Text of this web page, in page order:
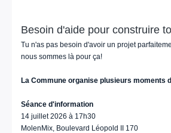
Besoin d'aide pour construire
Tu n'as pas besoin d'avoir un projet
nous sommes là pour ça!
La Commune organise plusieurs moments
Séance d'information
14 juillet 2026 à 17h30
MolenMix, Boulevard Léopold II 170